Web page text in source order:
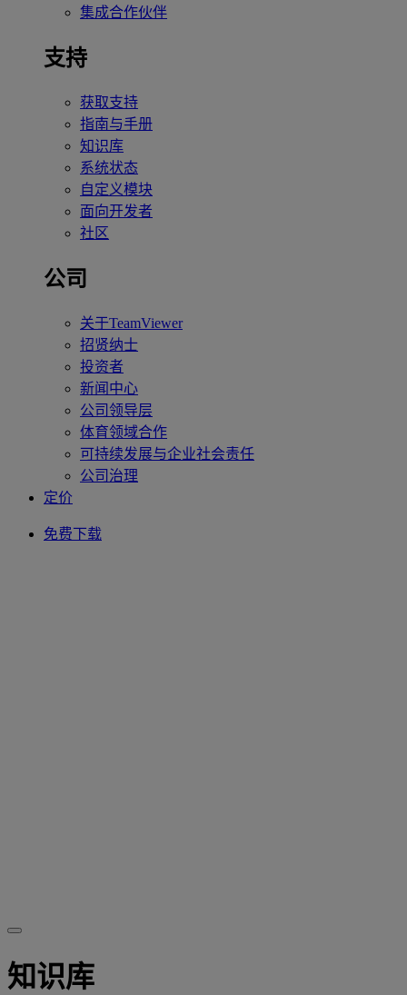
集成合作伙伴
支持
获取支持
指南与手册
知识库
系统状态
自定义模块
面向开发者
社区
公司
关于TeamViewer
招贤纳士
投资者
新闻中心
公司领导层
体育领域合作
可持续发展与企业社会责任
公司治理
定价
免费下载
知识库